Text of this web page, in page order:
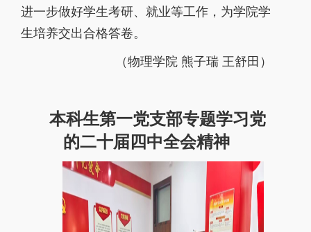
进一步做好学生考研、就业等工作，为学院学
生培养交出合格答卷。
（物理学院 熊子瑞 王舒田）
本科生第一党支部专题学习党
的二十届四中全会精神